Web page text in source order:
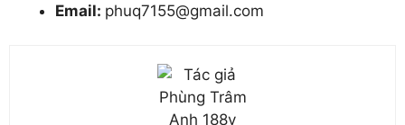
Email: phuq7155@gmail.com